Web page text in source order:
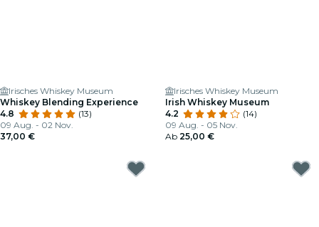
Irisches Whiskey Museum
Whiskey Blending Experience
4.8
(13)
09 Aug. - 02 Nov.
37,00 €
Irisches Whiskey Museum
Irish Whiskey Museum
4.2
(14)
09 Aug. - 05 Nov.
Ab 25,00 €